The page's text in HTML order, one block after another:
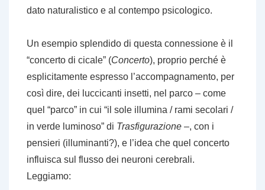
dato naturalistico e al contempo psicologico.
Un esempio splendido di questa connessione è il
“concerto di cicale” (Concerto), proprio perché è
esplicitamente espresso l’accompagnamento, per
così dire, dei luccicanti insetti, nel parco – come
quel “parco” in cui “il sole illumina / rami secolari /
in verde luminoso” di Trasfigurazione –, con i
pensieri (illuminanti?), e l’idea che quel concerto
influisca sul flusso dei neuroni cerebrali.
Leggiamo: